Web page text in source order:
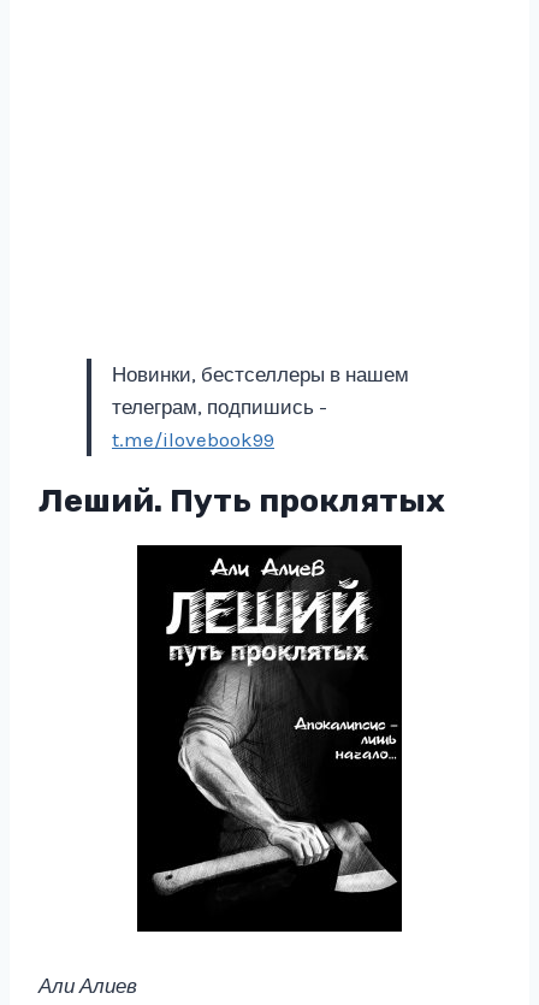
Новинки, бестселлеры в нашем
телеграм, подпишись -
t.me/ilovebook99
Леший. Путь проклятых
Али Алиев